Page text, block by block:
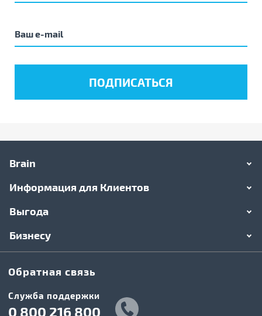
Brain
Информация для Клиентов
Выгода
Бизнесу
Обратная связь
Служба поддержки
0 800 216 800